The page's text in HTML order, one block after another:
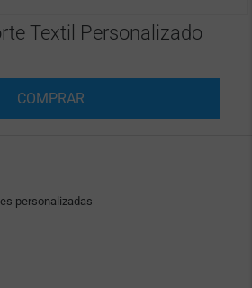
Textil Personalizado
COMPRAR